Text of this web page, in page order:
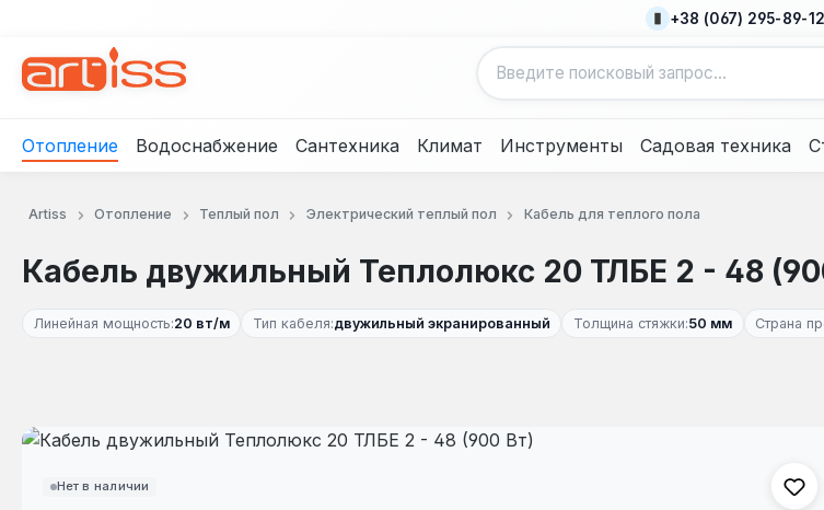
+38 (067) 295-89-12
Отопление Водоснабжение Сантехника Климат Инструменты Садовая техника
Artiss Отопление Теплый пол Электрический теплый пол Кабель для теплого пола
Кабель двужильный Теплолюкс 20 ТЛБЕ 2 - 48
Линейная мощность:20 вт/м Тип кабеля:двужильный экранированный Толщина стяжки:50 мм Страна
Нет в наличии
Пропустить галерею изображений